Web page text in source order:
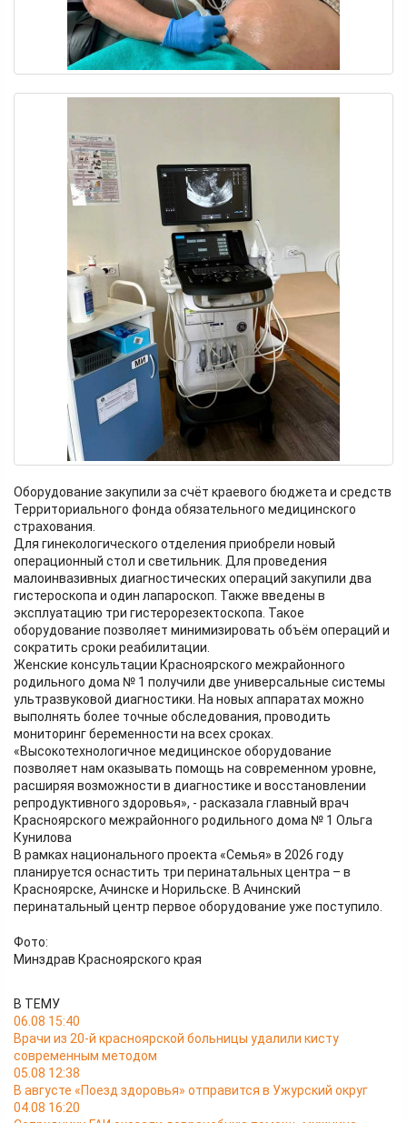
Оборудование закупили за счёт краевого бюджета и средств
Территориального фонда обязательного медицинского
страхования.
Для гинекологического отделения приобрели новый
операционный стол и светильник. Для проведения
малоинвазивных диагностических операций закупили два
гистероскопа и один лапароскоп. Также введены в
эксплуатацию три гистерорезектоскопа. Такое
оборудование позволяет минимизировать объём операций и
сократить сроки реабилитации.
Женские консультации Красноярского межрайонного
родильного дома № 1 получили две универсальные системы
ультразвуковой диагностики. На новых аппаратах можно
выполнять более точные обследования, проводить
мониторинг беременности на всех сроках.
«Высокотехнологичное медицинское оборудование
позволяет нам оказывать помощь на современном уровне,
расширяя возможности в диагностике и восстановлении
репродуктивного здоровья», - расказала главный врач
Красноярского межрайонного родильного дома № 1 Ольга
Кунилова
В рамках национального проекта «Семья» в 2026 году
планируется оснастить три перинатальных центра – в
Красноярске, Ачинске и Норильске. В Ачинский
перинатальный центр первое оборудование уже поступило.
Фото:
Минздрав Красноярского края
В ТЕМУ
06.08 15:40
Врачи из 20-й красноярской больницы удалили кисту
современным методом
05.08 12:38
В августе «Поезд здоровья» отправится в Ужурский округ
04.08 16:20